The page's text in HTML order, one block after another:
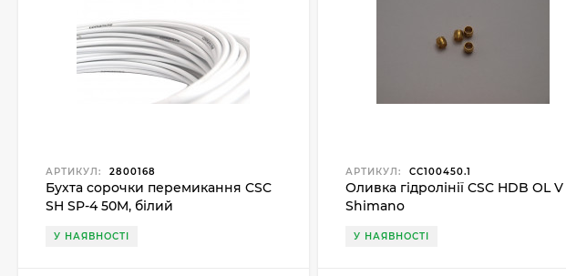
АРТИКУЛ: 2800168
Бухта сорочки перемикання CSC
SH SP-4 50M, білий
У НАЯВНОСТІ
АРТИКУЛ: CC100450.1
Оливка гідролінії CSC HDB OL V
Shimano
У НАЯВНОСТІ